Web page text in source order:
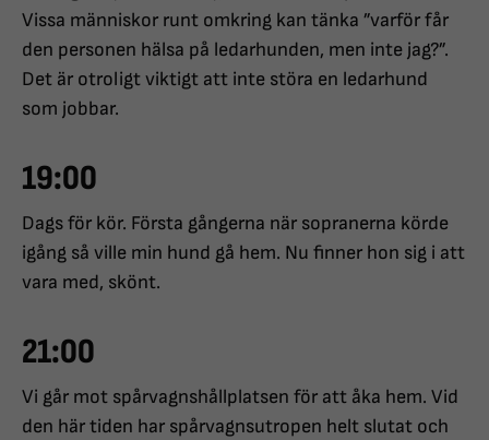
Vissa människor runt omkring kan tänka ”varför får
den personen hälsa på ledarhunden, men inte jag?”.
Det är otroligt viktigt att inte störa en ledarhund
som jobbar.
19:00
Dags för kör. Första gångerna när sopranerna körde
igång så ville min hund gå hem. Nu finner hon sig i att
vara med, skönt.
21:00
Vi går mot spårvagnshållplatsen för att åka hem. Vid
den här tiden har spårvagnsutropen helt slutat och